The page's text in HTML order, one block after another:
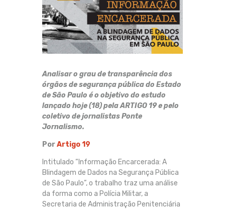
Analisar o grau de transparência dos
órgãos de segurança pública do Estado
de São Paulo é o objetivo do estudo
lançado hoje (18) pela ARTIGO 19 e pelo
coletivo de jornalistas Ponte
Jornalismo.
PorArtigo 19
Intitulado “Informação Encarcerada: A
Blindagem de Dados na Segurança Pública
de São Paulo”, o trabalho traz uma análise
da forma como a Polícia Militar, a
Secretaria de Administração Penitenciária